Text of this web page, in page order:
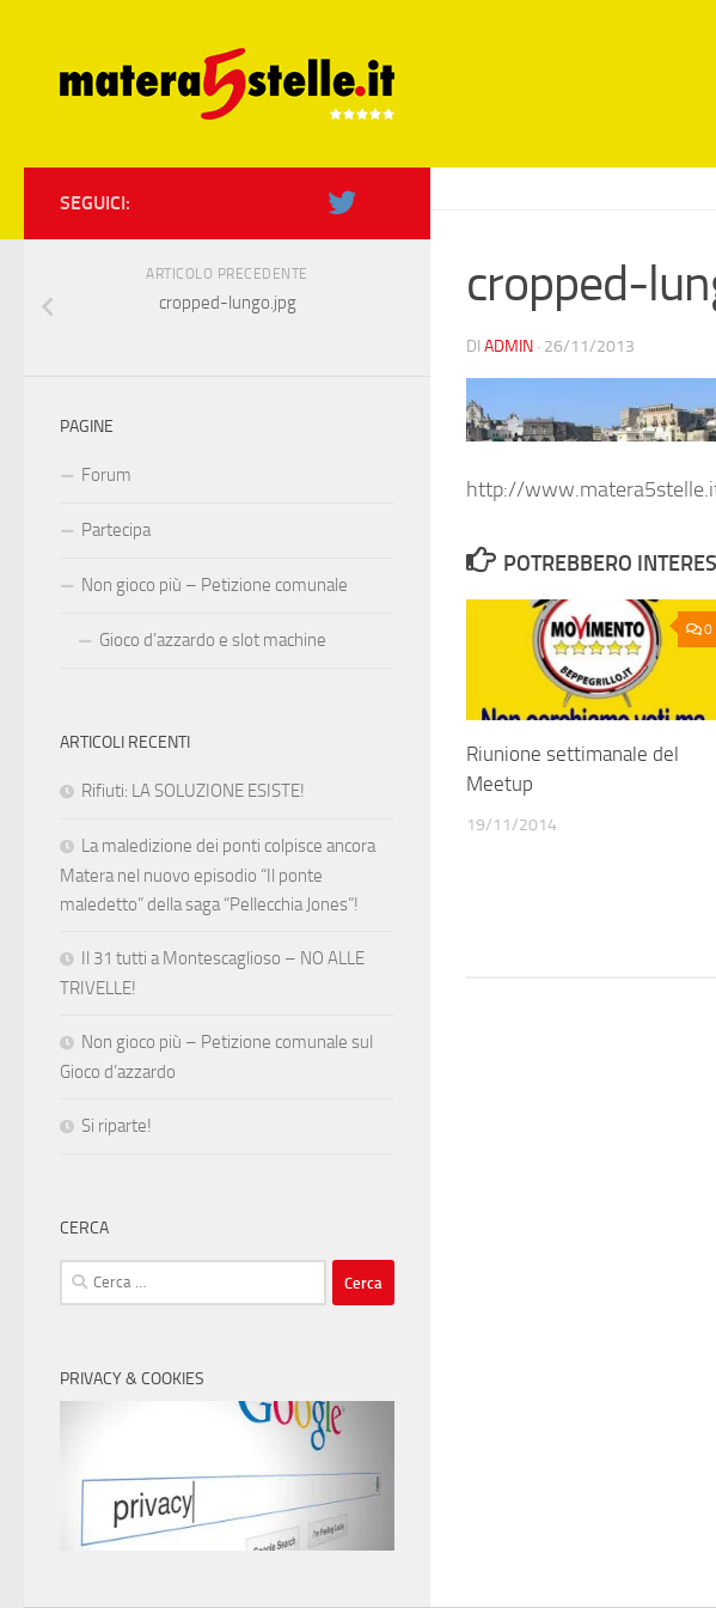
cropped-
DI ADMIN · 26/11/2013
http://
POTREBBERO
0
Riunione settimanale del
Meetup
19/11/2014
SEGUICI:
ARTICOLO PRECEDENTE
cropped-lungo.jpg
PAGINE
Forum
Partecipa
Non gioco più – Petizione comunale
Gioco d’azzardo e slot machine
ARTICOLI RECENTI
Rifiuti: LA SOLUZIONE ESISTE!
La maledizione dei ponti colpisce ancora
Matera nel nuovo episodio “Il ponte
maledetto” della saga “Pellecchia Jones”!
Il 31 tutti a Montescaglioso – NO ALLE
TRIVELLE!
Non gioco più – Petizione comunale sul
Gioco d’azzardo
Si riparte!
CERCA
Ricerca
per:
PRIVACY & COOKIES